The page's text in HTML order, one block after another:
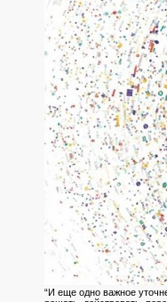
“И еще одно важное